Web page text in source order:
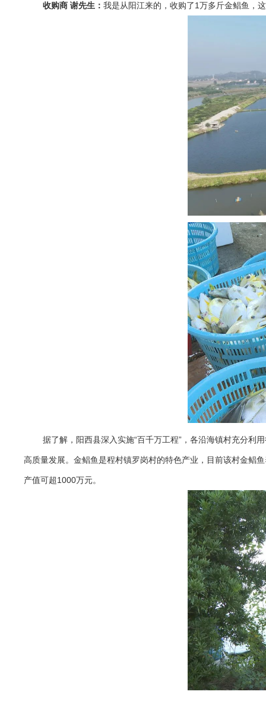
收购商 谢先生： 我是从阳江来的，收购了1万多斤金鲳鱼，
据了解，阳西县深入实施“百千万工程”，各沿海镇村充分利
高质量发展。金鲳鱼是程村镇罗岗村的特色产业，目前该村金鲳
产值可超1000万元。